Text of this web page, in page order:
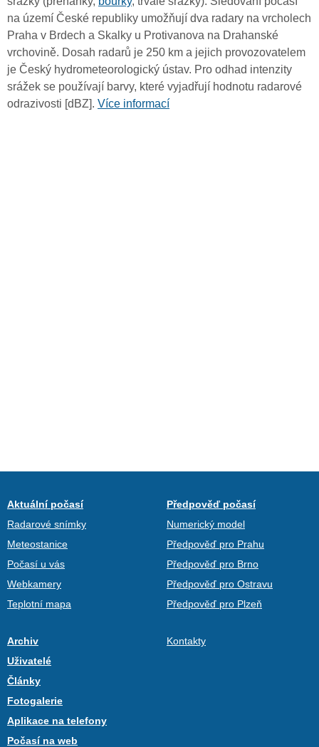
na území České republiky umožňují dva radary na vrcholech
Praha v Brdech a Skalky u Protivanova na Drahanské
vrchovině. Dosah radarů je 250 km a jejich provozovatelem
je Český hydrometeorologický ústav. Pro odhad intenzity
srážek se používají barvy, které vyjadřují hodnotu radarové
odrazivosti [dBZ]. Více informací
Aktuální počasí
Radarové snímky
Meteostanice
Počasí u vás
Webkamery
Teplotní mapa
Předpověď počasí
Numerický model
Předpověď pro Prahu
Předpověď pro Brno
Předpověď pro Ostravu
Předpověď pro Plzeň
Archiv
Uživatelé
Články
Fotogalerie
Aplikace na telefony
Počasí na web
Kontakty